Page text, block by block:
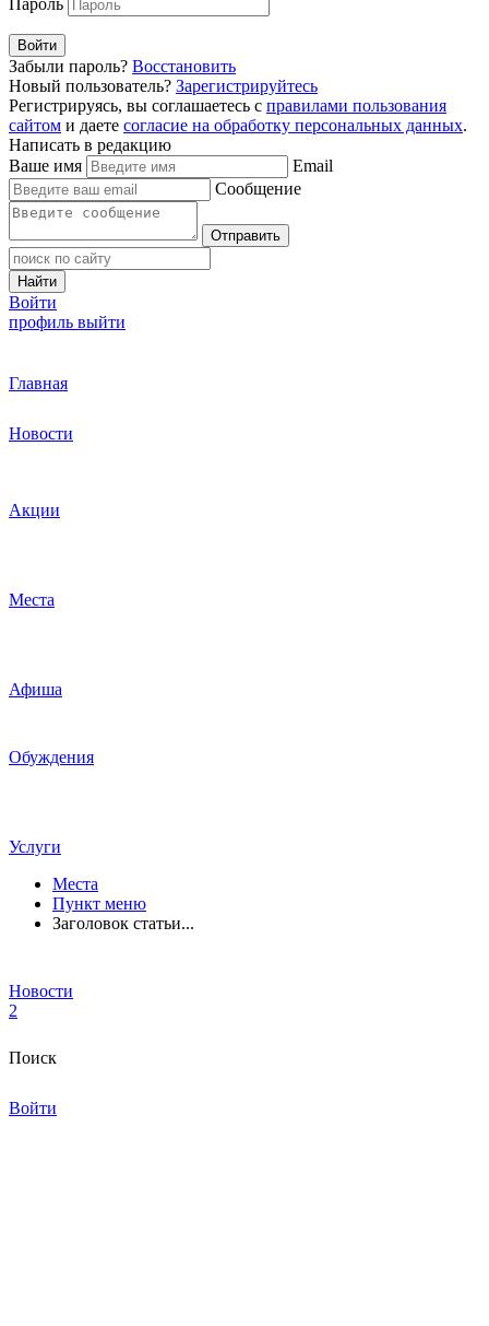
Войти
Забыли пароль? Восстановить
Новый пользователь? Зарегистрируйтесь
Регистрируясь, вы соглашаетесь с правилами пользования
сайтом и даете согласие на обработку персональных данных.
Написать в редакцию
Ваше имя
Email
Сообщение
Отправить
Найти
Войти
профиль выйти
Главная
Новости
Акции
Места
Афиша
Обуждения
Услуги
Места
Пункт меню
Заголовок статьи...
Новости
2
Поиск
Войти